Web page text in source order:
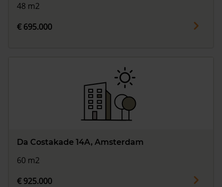
48 m2
€ 695.000
Da Costakade 14A, Amsterdam
60 m2
€ 925.000